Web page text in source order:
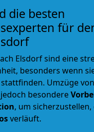
die besten
für
Elsdorf sind eine
besonders wenn
Umzüge
besondere
, um sicherzustellen,
verläuft.